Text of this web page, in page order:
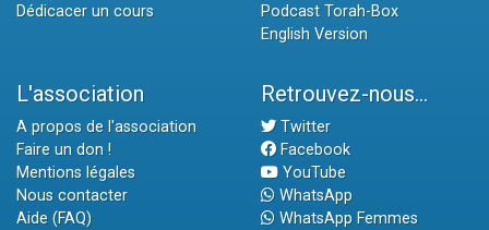
Dédicacer un cours
Podcast Torah-Box
English Version
L'association
A propos de l'association
Faire un don !
Mentions légales
Nous contacter
Aide (FAQ)
Retrouvez-nous...
Twitter
Facebook
YouTube
WhatsApp
WhatsApp Femmes